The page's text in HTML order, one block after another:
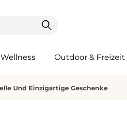
Outdoor & Freizeit
Und Einzigartige Geschenke